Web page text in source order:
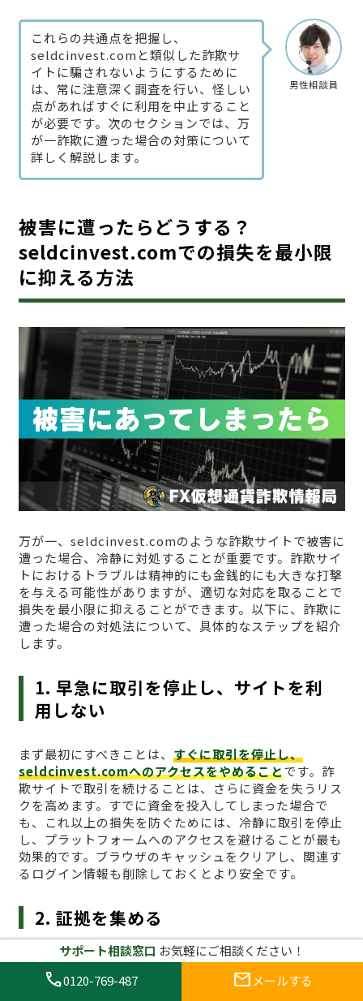
男性相談員
これらの共通点を把握し、
seldcinvest.comと類似した詐欺サ
イトに騙されないようにするために
は、常に注意深く調査を行い、怪しい
点があればすぐに利用を中止すること
が必要です。次のセクションでは、万
が一詐欺に遭った場合の対策について
詳しく解説します。
被害に遭ったらどうする？
seldcinvest.comでの損失を最小限
に抑える方法
万が一、seldcinvest.comのような詐欺サイトで被害に
遭った場合、冷静に対処することが重要です。詐欺サイ
トにおけるトラブルは精神的にも金銭的にも大きな打撃
を与える可能性がありますが、適切な対応を取ることで
損失を最小限に抑えることができます。以下に、詐欺に
遭った場合の対処法について、具体的なステップを紹介
します。
1. 早急に取引を停止し、サイトを利
用しない
まず最初にすべきことは、 すぐに取引を停止し、
seldcinvest.comへのアクセスをやめることです。詐
欺サイトで取引を続けることは、さらに資金を失うリス
クを高めます。すでに資金を投入してしまった場合で
も、これ以上の損失を防ぐためには、冷静に取引を停止
し、プラットフォームへのアクセスを避けることが最も
効果的です。ブラウザのキャッシュをクリアし、関連す
るログイン情報も削除しておくとより安全です。
2. 証拠を集める
詐欺に遭った場合、証拠を集めることが非常に重要で
す。取引履歴、入金記録、通信内容、スクリーンショッ
サポート相談窓口 お気軽にご相談ください！
call0120-769-487 mail メールする